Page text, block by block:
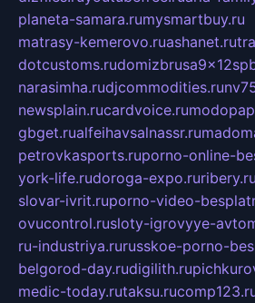
planeta-samara.rumysmartbuy.ru
matrasy-kemerovo.ruashanet.ru
dotcustoms.ru
narasimha.rudjcommodities.ru
newsplain.rucardvoice.ru
gbget.rualfeihavsalnassr.ru
petrovkasports.ruporno-online-
york-life.rudoroga-expo.ruribery.ru
slovar-ivrit.ruporno-video-
ovucontrol.rusloty-igrovyye-
ru-industriya.rurusskoe-porno-
belgorod-day.rudigilith.ru
medic-today.rutaksu.ru